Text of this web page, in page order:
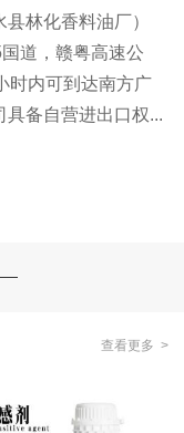
林化香料油厂）
道，赣粤高速公
时内可到达南方广
备自营进出口权...
查看更多 >